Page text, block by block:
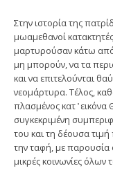
Στην ιστορία της
μωαμεθανοί
μαρτυρούσαν κάτω από
μη μπορούν, να τα
και να επιτελούνται
νεομάρτυρα. Τέλος,
πλασμένος κατ
συγκεκριμένη
του και τη δέουσα τιμή
την ταφή, με παρουσία
μικρές κοινωνίες